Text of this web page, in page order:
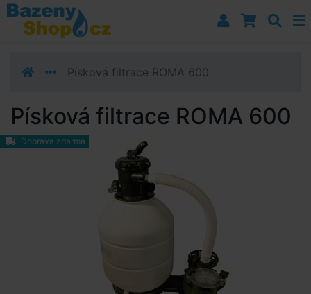
Přejít k navigaci
Přejít na obsah
Přejít k postrannímu sloupci
Písková filtrace ROMA 600
Písková filtrace ROMA 600
Doprava zdarma